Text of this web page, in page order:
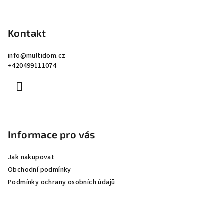
Kontakt
info@multidom.cz
+420499111074
Informace pro vás
Jak nakupovat
Obchodní podmínky
Podmínky ochrany osobních údajů